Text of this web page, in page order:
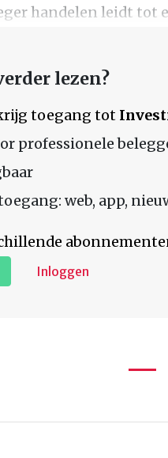
handelen leidt tot
lezen?
toegang tot
professionele
web, app,
Inloggen